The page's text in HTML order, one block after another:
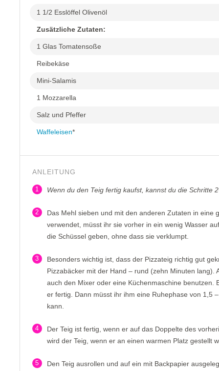
1 1/2 Esslöffel Olivenöl
Zusätzliche Zutaten:
1 Glas Tomatensoße
Reibekäse
Mini-Salamis
1 Mozzarella
Salz und Pfeffer
Waffeleisen*
ANLEITUNG
1 Wenn du den Teig fertig kaufst, kannst du die Schritte
2
Das Mehl sieben und mit den anderen Zutaten in eine
verwendet, müsst ihr sie vorher in ein wenig Wasser
die Schüssel geben, ohne dass sie verklumpt.
3
Besonders wichtig ist, dass der Pizzateig richtig gut
Pizzabäcker mit der Hand – rund (zehn Minuten lang).
auch den Mixer oder eine Küchenmaschine benutzen.
er fertig. Dann müsst ihr ihm eine Ruhephase von 1,5
kann.
4
Der Teig ist fertig, wenn er auf das Doppelte des
wird der Teig, wenn er an einen warmen Platz gestellt
5
Den Teig ausrollen und auf ein mit Backpapier